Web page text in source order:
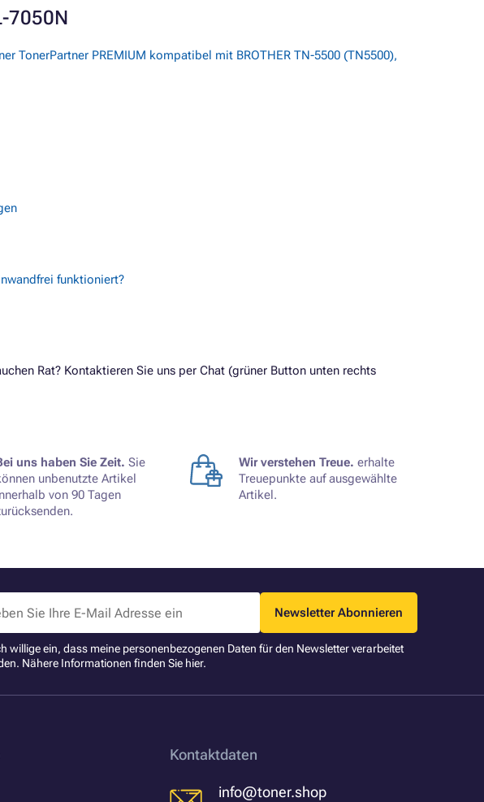
7050N
TonerPartner PREMIUM kompatibel mit BROTHER TN-5500 (TN5500),
funktioniert?
Rat? Kontaktieren Sie uns per Chat (grüner Button unten rechts
uns haben Sie Zeit. Sie
unbenutzte Artikel
von 90 Tagen
Wir verstehen Treue. erhalte
Treuepunkte auf ausgewählte
Artikel.
Newsletter Abonnieren
willige ein, dass meine personenbezogenen Daten für den Newsletter verarbeitet
Nähere Informationen finden Sie hier.
Kontaktdaten
info@toner.shop